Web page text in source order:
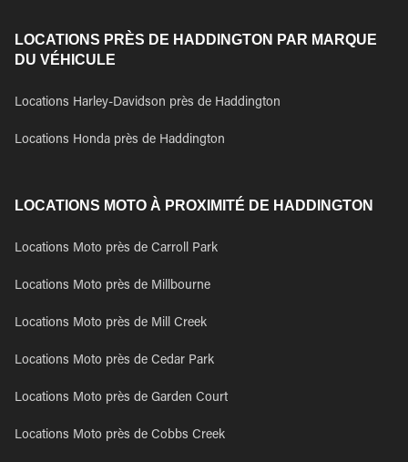
LOCATIONS PRÈS DE HADDINGTON PAR MARQUE
DU VÉHICULE
Locations Harley-Davidson près de Haddington
Locations Honda près de Haddington
LOCATIONS MOTO À PROXIMITÉ DE HADDINGTON
Locations Moto près de Carroll Park
Locations Moto près de Millbourne
Locations Moto près de Mill Creek
Locations Moto près de Cedar Park
Locations Moto près de Garden Court
Locations Moto près de Cobbs Creek